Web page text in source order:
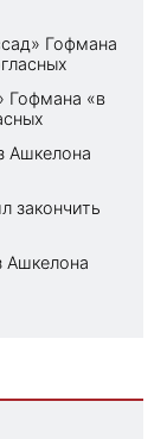
Гофмана
Гофмана «в
Ашкелона
закончить
Ашкелона